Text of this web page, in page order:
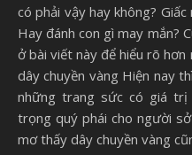
có phải vậy hay không?
Hay đánh con gì may mắn?
ở bài viết này để hiểu rõ
dây chuyền vàng Hiện nay
những trang sức có giá
trọng quý phái cho người
mơ thấy dây chuyền vàng